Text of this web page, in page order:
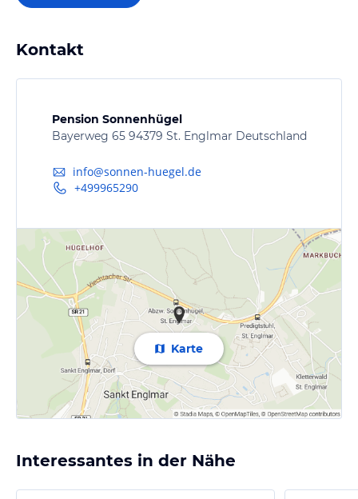
Kontakt
Pension Sonnenhügel
Bayerweg 65 94379 St. Englmar Deutschland
info@sonnen-huegel.de
+499965290
Karte
Interessantes in der Nähe